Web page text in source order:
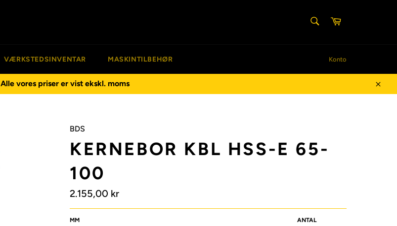
Indkøbskurv
VÆRKSTEDSINVENTAR MASKINTILBEHØR Konto
Alle vores priser er vist ekskl. moms
Luk
BDS
KERNEBOR KBL HSS-E 65-
100
Normalpris
2.155,00 kr
MM ANTAL